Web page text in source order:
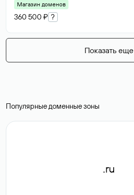
Магазин доменов
360 500 ₽ ?
Показать еще
Популярные доменные зоны
.ru